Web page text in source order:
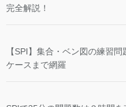
完全解説！
【SPI】集合・ベン図の練習
ケースまで網羅